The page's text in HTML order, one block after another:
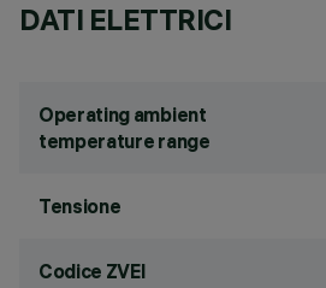
DATI ELETTRICI
Operating ambient
temperature range
Tensione
Codice ZVEI